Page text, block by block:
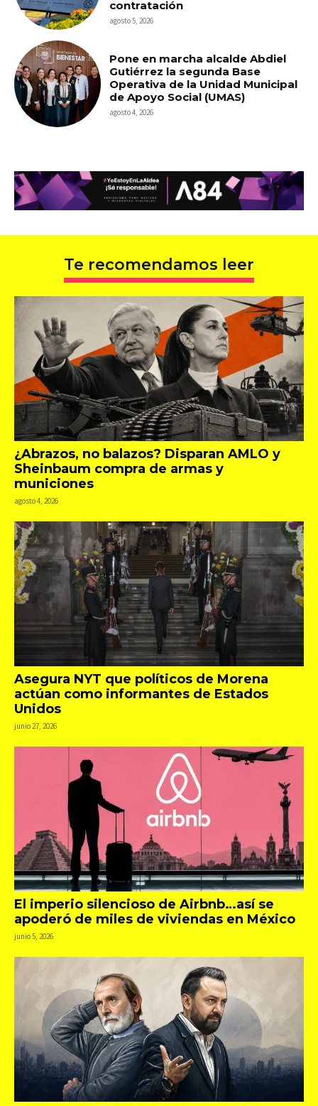
contratación
agosto 5, 2026
Pone en marcha alcalde Abdiel
Gutiérrez la segunda Base
Operativa de la Unidad Municipal
de Apoyo Social (UMAS)
agosto 4, 2026
Te recomendamos leer
¿Abrazos, no balazos? Disparan AMLO y
Sheinbaum compra de armas y
municiones
agosto 4, 2026
Asegura NYT que políticos de Morena
actúan como informantes de Estados
Unidos
junio 27, 2026
El imperio silencioso de Airbnb…así se
apoderó de miles de viviendas en México
junio 5, 2026